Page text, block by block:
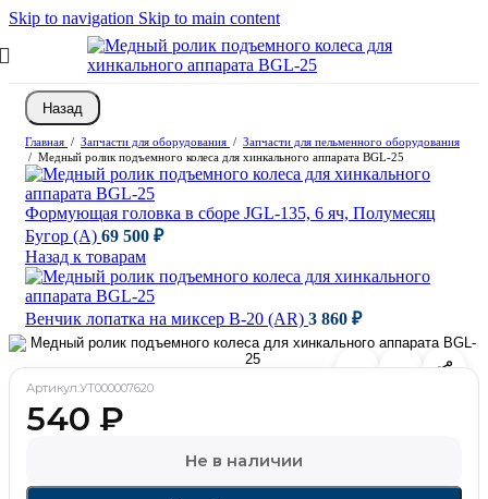
Skip to navigation Skip to main content
Назад
Главная / Запчасти для оборудования / Запчасти для пельменного оборудования
/ Медный ролик подъемного колеса для хинкального аппарата BGL-25
Формующая головка в сборе JGL-135, 6 яч, Полумесяц
Бугор (А) 69 500 ₽
Назад к товарам
Венчик лопатка на миксер B-20 (AR) 3 860 ₽
Артикул:УТ000007620
540 ₽
Не в наличии